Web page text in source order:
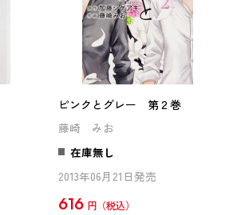
ピンクとグレー 第２巻
藤崎 みお
在庫無し
2013年06月21日発売
616 円